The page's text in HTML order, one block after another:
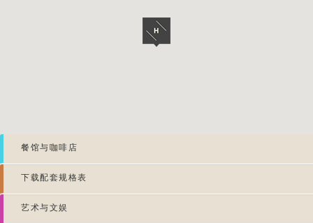
餐馆与咖啡店
下载配套规格表
艺术与文娱